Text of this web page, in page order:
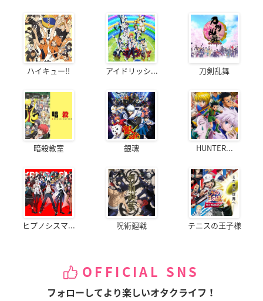
ハイキュー!! アイドリッシ... 刀剣乱舞
暗殺教室 銀魂 HUNTER...
ヒプノシスマ... 呪術廻戦 テニスの王子様
OFFICIAL SNS
フォローしてより楽しいオタクライフ！